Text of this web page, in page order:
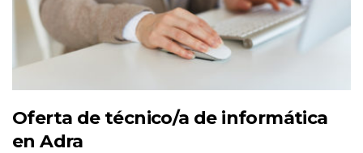
Oferta de técnico/a de informática
en Adra